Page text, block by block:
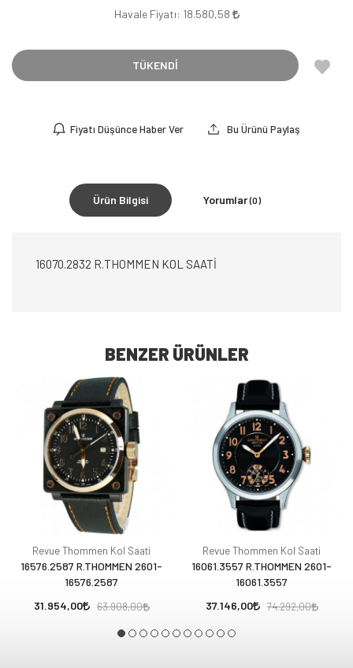
Havale Fiyatı: 18.580,58
TÜKENDİ
Fiyatı Düşünce Haber Ver Bu Ürünü Paylaş
Ürün Bilgisi Yorumlar(0)
16070.2832 R.THOMMEN KOL SAATİ
BENZER ÜRÜNLER
Revue Thommen Kol Saati
16576.2587 R.THOMMEN 2601-
16576.2587
31.954,00
63.908,00
Revue Thommen Kol Saati
16061.3557 R.THOMMEN 2601-
16061.3557
37.146,00
74.292,00